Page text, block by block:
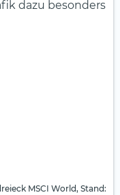
dazu besonders
MSCI World, Stand: